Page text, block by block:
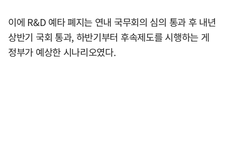
이에 R&D 예타 폐지는 연내 국무회의 심의 통과 후 내년
상반기 국회 통과, 하반기부터 후속제도를 시행하는 게
정부가 예상한 시나리오였다.